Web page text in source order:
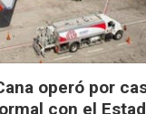
operó por
con el